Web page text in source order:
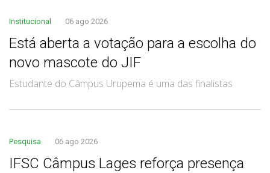
Institucional 06 ago 2026
Está aberta a votação para a escolha do
novo mascote do JIF
Estudante do Câmpus Urupema é uma das finalistas
Pesquisa 06 ago 2026
IFSC Câmpus Lages reforça presença